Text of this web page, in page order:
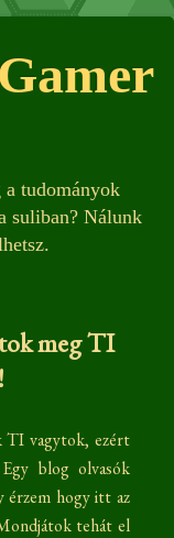
a tudományok
suliban? Nálunk
meg TI
TI vagytok, ezért
blog olvasók
érzem hogy itt az
tehát el